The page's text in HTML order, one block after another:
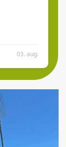
03. aug.